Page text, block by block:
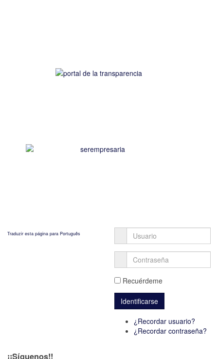
Traduzir esta página para Português
Recuérdeme
¿Recordar usuario?
¿Recordar contraseña?
¡¡Síguenos!!